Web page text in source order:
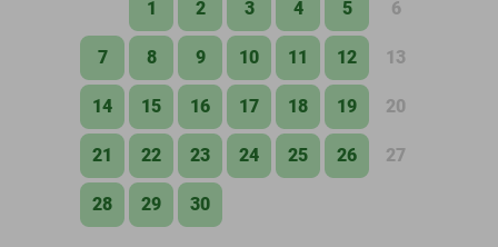
1 2 3 4 5 6
7 8 9 10 11 12 13
14 15 16 17 18 19 20
21 22 23 24 25 26 27
28 29 30